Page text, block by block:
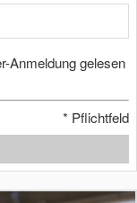
Anmeldung gelesen
* Pflichtfeld